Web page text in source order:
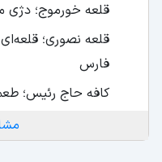
قلعه خورموج؛ دژی
قلعه نصوری؛
فارس
کافه حاج رئیس؛
آب انبار قوام؛